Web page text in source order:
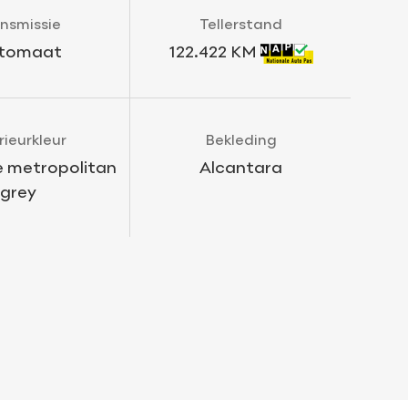
Tellerstand
122.422 KM
metropolitan
grey
Bekleding
Alcantara